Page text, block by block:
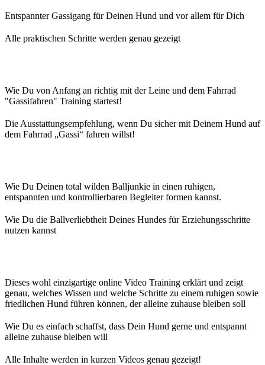
Entspannter Gassigang für Deinen Hund und vor allem für Dich
Alle praktischen Schritte werden genau gezeigt
Wie Du von Anfang an richtig mit der Leine und dem Fahrrad
"Gassifahren" Training startest!
Die Ausstattungsempfehlung, wenn Du sicher mit Deinem Hund auf
dem Fahrrad „Gassi“ fahren willst!
Wie Du Deinen total wilden Balljunkie in einen ruhigen,
entspannten und kontrollierbaren Begleiter formen kannst.
Wie Du die Ballverliebtheit Deines Hundes für Erziehungsschritte
nutzen kannst
Dieses wohl einzigartige online Video Training erklärt und zeigt
genau, welches Wissen und welche Schritte zu einem ruhigen sowie
friedlichen Hund führen können, der alleine zuhause bleiben soll
Wie Du es einfach schaffst, dass Dein Hund gerne und entspannt
alleine zuhause bleiben will
Alle Inhalte werden in kurzen Videos genau gezeigt!